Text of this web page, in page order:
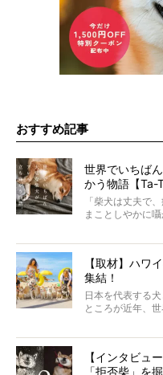
おすすめ記事
世界でいちば
かう物語【Ta-
「柴犬は丈夫で
まことしやかに
でも、いざそれ
なりにくい、とは
実際に「病気に
主はそのために
今回は、柴犬に
語でした。
【取材】ハワ
集結！
日本を代表する
ところが近年、
な中「柴犬ライ
そんな噂を聞き
きました！
【インタビュ
「拒否柴」を掘